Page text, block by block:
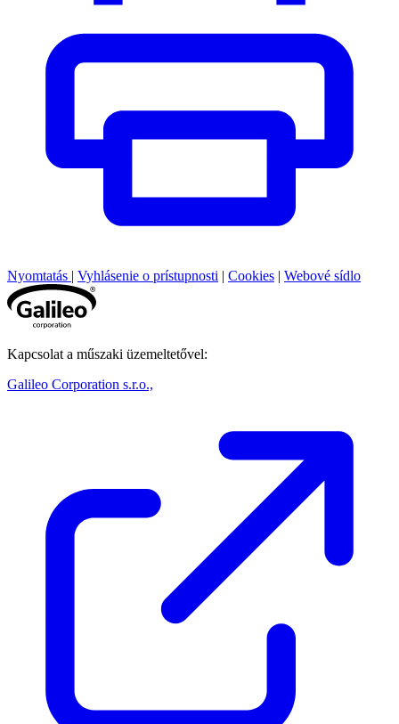
Nyomtatás | Vyhlásenie o prístupnosti | Cookies | Webové sídlo
Kapcsolat a műszaki üzemeltetővel:
Galileo Corporation s.r.o.,